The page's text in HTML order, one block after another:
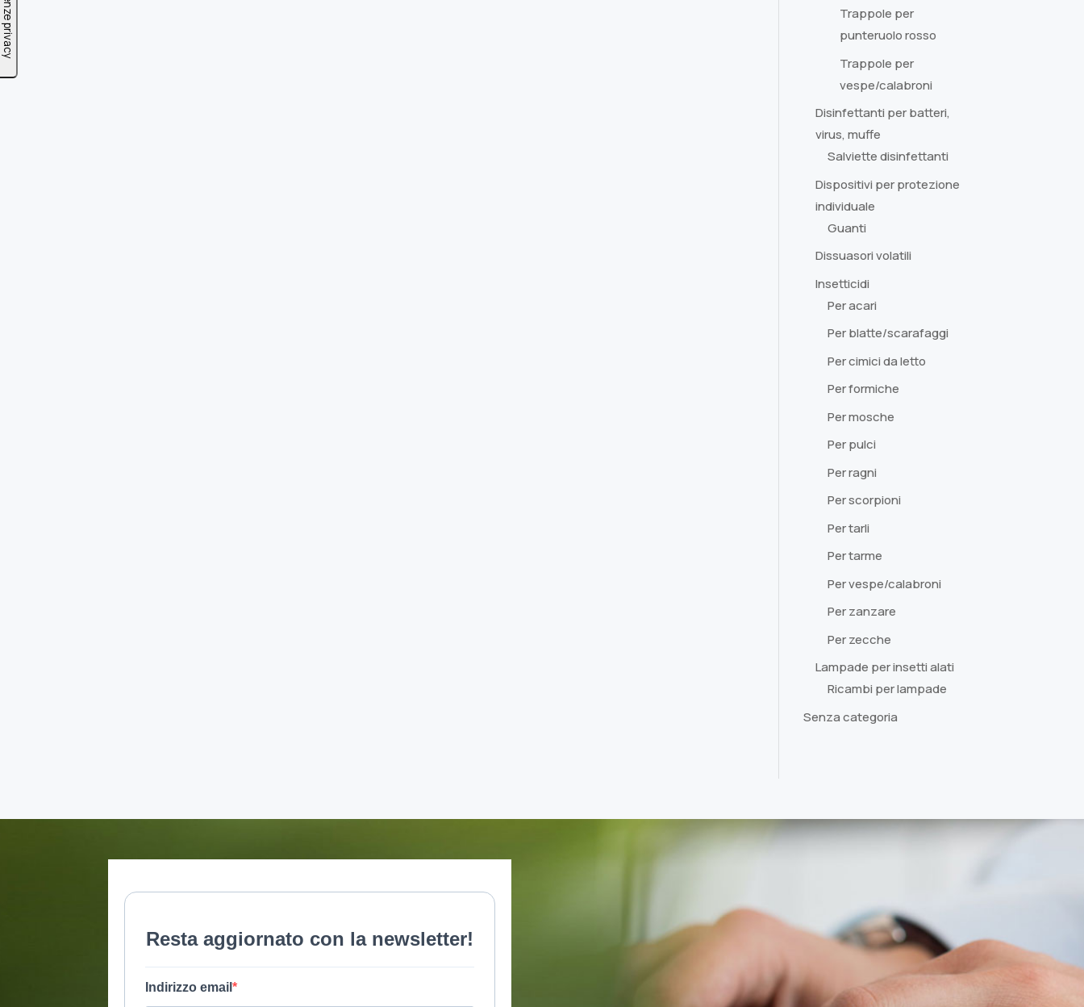
Trappole per
punteruolo rosso
Trappole per
vespe/calabroni
Disinfettanti per batteri,
virus, muffe
Salviette disinfettanti
Dispositivi per protezione
individuale
Guanti
Dissuasori volatili
Insetticidi
Per acari
Per blatte/scarafaggi
Per cimici da letto
Per formiche
Per mosche
Per pulci
Per ragni
Per scorpioni
Per tarli
Per tarme
Per vespe/calabroni
Per zanzare
Per zecche
Lampade per insetti alati
Ricambi per lampade
Senza categoria